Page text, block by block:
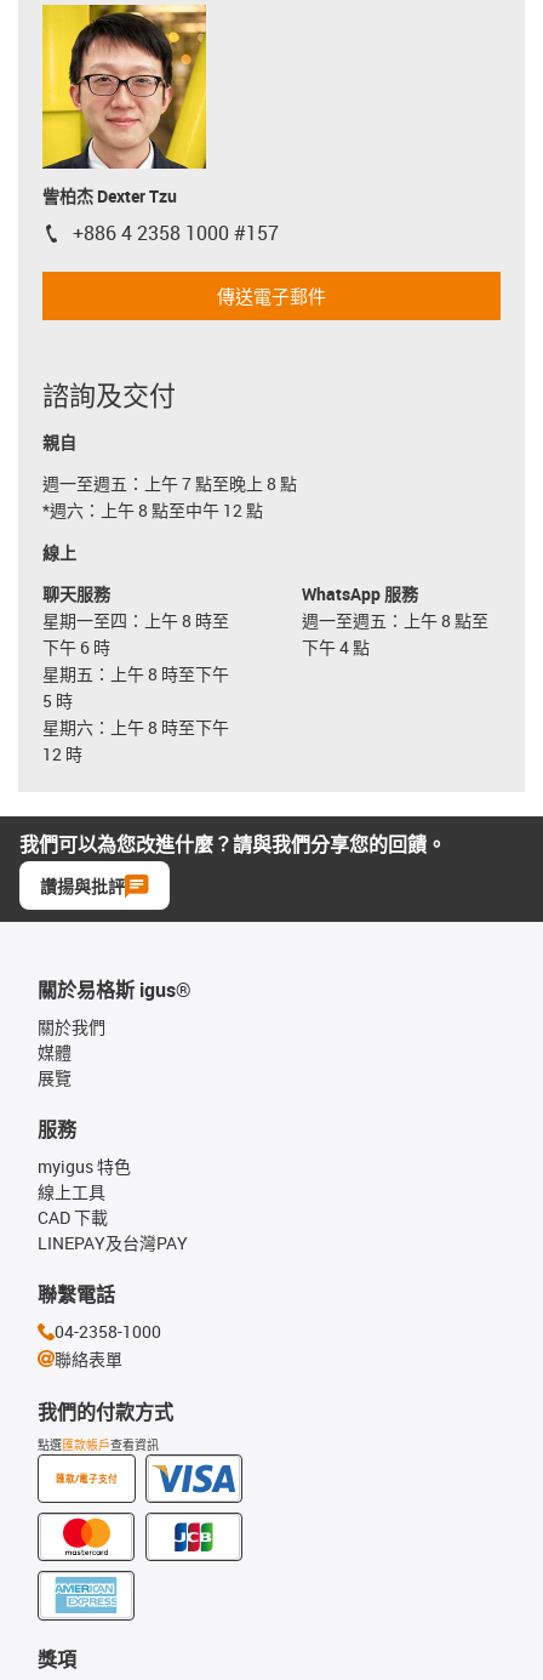
訾柏杰 Dexter Tzu
igus-icon-phone
+886 4 2358 1000 #157
傳送電子郵件
諮詢及交付
親自
週一至週五：上午 7 點至晚上 8 點
*週六：上午 8 點至中午 12 點
線上
聊天服務
星期一至四：上午 8 時至
下午 6 時
星期五：上午 8 時至下午
5 時
星期六：上午 8 時至下午
12 時
WhatsApp 服務
週一至週五：上午 8 點至
下午 4 點
我們可以為您改進什麼？請與我們分享您的回饋。
讚揚與批評
關於易格斯 igus®
關於我們
媒體
展覽
我們的付款方式
點選匯款帳戶查看資訊
匯款/電子支付
服務
myigus 特色
線上工具
CAD 下載
LINEPAY及台灣PAY
獎項
聯繫電話
04-2358-1000
聯絡表單